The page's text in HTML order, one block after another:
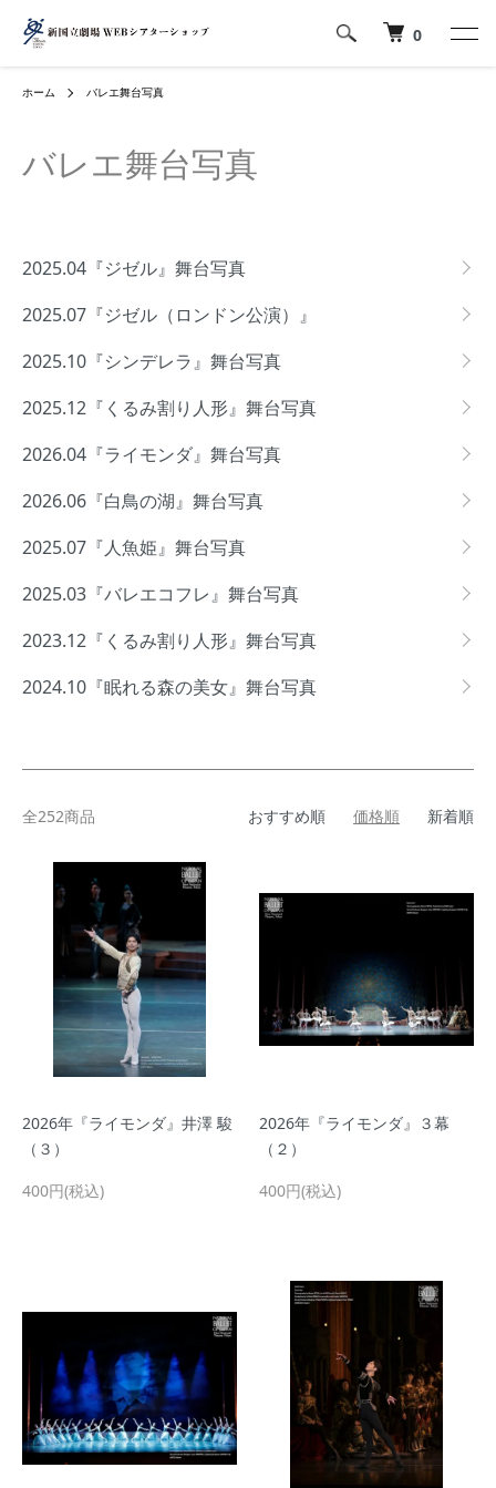
0
ホーム バレエ舞台写真
バレエ舞台写真
2025.04『ジゼル』舞台写真
2025.07『ジゼル（ロンドン公演）』
2025.10『シンデレラ』舞台写真
2025.12『くるみ割り人形』舞台写真
2026.04『ライモンダ』舞台写真
2026.06『白鳥の湖』舞台写真
2025.07『人魚姫』舞台写真
2025.03『バレエコフレ』舞台写真
2023.12『くるみ割り人形』舞台写真
2024.10『眠れる森の美女』舞台写真
全252商品 おすすめ順 価格順 新着順
2026年『ライモンダ』井澤 駿
（３）
400円(税込)
2026年『ライモンダ』３幕
（２）
400円(税込)